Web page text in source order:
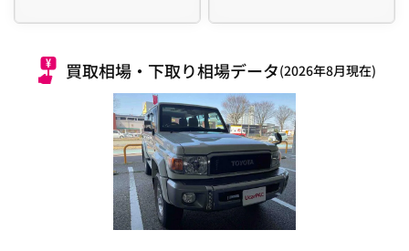
買取相場・下取り相場データ(2026年8月現在)